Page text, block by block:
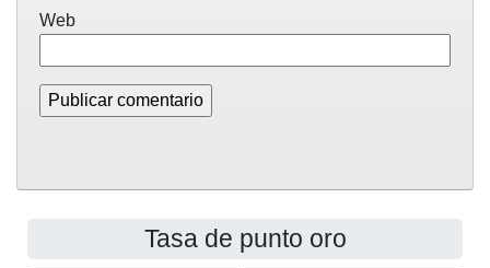
Web
Tasa de punto oro